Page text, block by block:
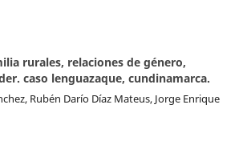
rurales, relaciones de género,
caso lenguazaque, cundinamarca.
Rubén Darío Díaz Mateus, Jorge Enrique